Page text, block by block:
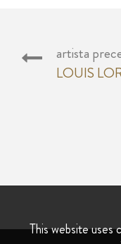
artista
LOUIS
This website